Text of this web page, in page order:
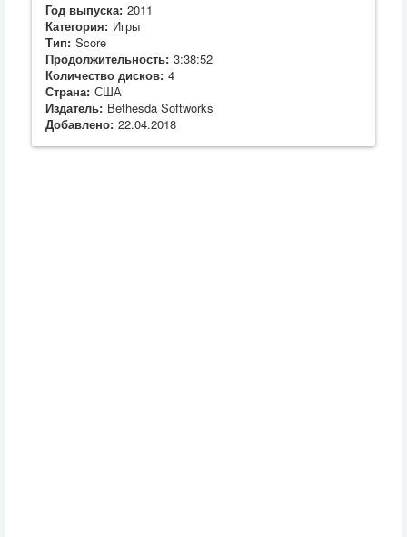
Год выпуска: 2011
Категория: Игры
Тип: Score
Продолжительность: 3:38:52
Количество дисков: 4
Страна: США
Издатель: Bethesda Softworks
Добавлено: 22.04.2018